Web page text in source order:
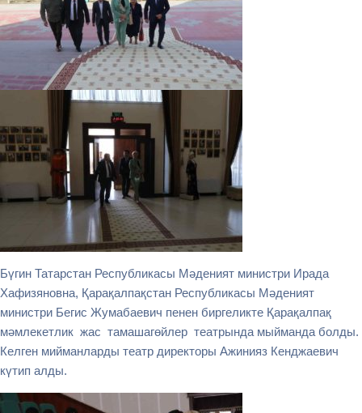
Бүгин Татарстан Республикасы Мәденият министри Ирада
Хафизяновна, Қарақалпақстан Республикасы Мәденият
министри Бегис Жумабаевич пенен биргеликте Қарақалпақ
мәмлекетлик жас тамашагөйлер театрында мыйманда болды.
Келген мийманларды театр директоры Ажинияз Кенджаевич
күтип алды.